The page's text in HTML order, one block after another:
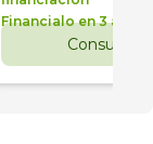
Financialo en 3 años
Consultar